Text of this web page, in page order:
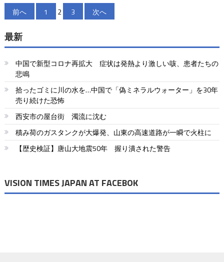
投
稿
の
ペ
ー
ジ
送
り
前へ 1 2 3 次へ
最新
中国で新型コロナ再拡大 症状は発熱より激しい咳、患者たちの
悲鳴
拾ったゴミに川の水を…中国で「偽ミネラルウォーター」を30年
売り続けた恐怖
西安市の屋台街 濁流に沈む
積み荷のガスタンクが大爆発、山東の高速道路が一瞬で火柱に
【歴史検証】唐山大地震50年 握り潰された警告
VISION TIMES JAPAN AT FACEBOK